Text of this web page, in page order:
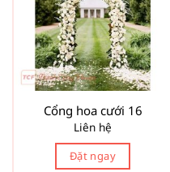
Cổng hoa cưới 16
Liên hệ
Đặt ngay